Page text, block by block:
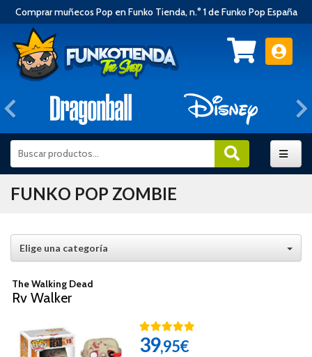
Comprar muñecos Pop en Funko Tienda, n.° 1 de Funko Pop España
Anterior
FUNKO POP ZOMBIE
Elige una categoría
The Walking Dead
Rv Walker
39,95€